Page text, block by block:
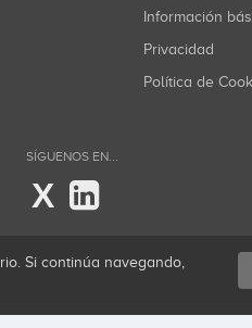
Información
Privacidad
Política de
SÍGUENOS EN...
X
Si continúa navegando,